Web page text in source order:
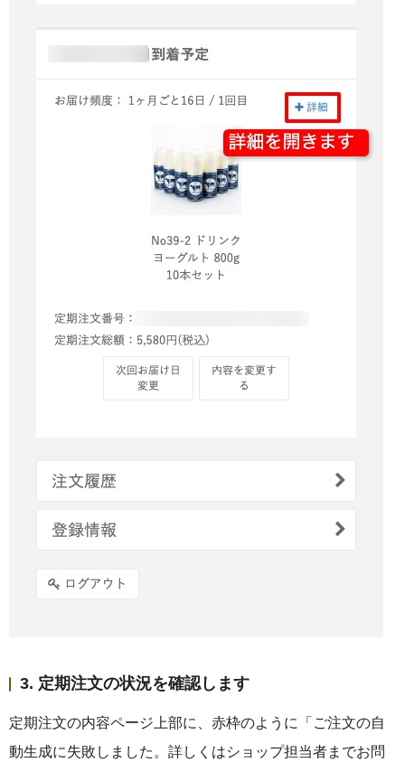
ギフト・詰め合わせ
プチギフト
単品販売
ご予算から選ぶ
商品一覧
3. 定期注文の状況を確認します
定期注文の内容ページ上部に、赤枠のように「ご注文の自
動生成に失敗しました。詳しくはショップ担当者までお問